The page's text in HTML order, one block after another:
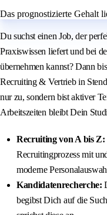
Das prognostizierte Gehalt
Du suchst einen Job, der
Praxiswissen liefert und bei
übernehmen kannst? Dann
Recruiting & Vertrieb in
nur zu, sondern bist aktiver
Arbeitszeiten bleibt Dein
Recruiting von A bis Z:
Recruitingprozess mit
moderne
Kandidatenrecherche:
begibst Dich auf die